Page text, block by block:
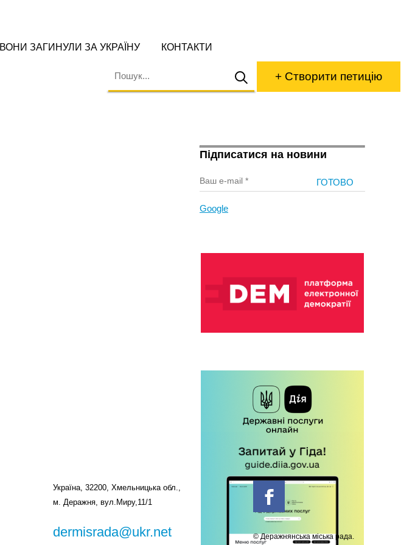
ВОНИ ЗАГИНУЛИ ЗА УКРАЇНУ КОНТАКТИ
+ Створити петицію
Підписатися на новини
Google
Україна, 32200, Хмельницька обл.,
м. Деражня, вул.Миру,11/1
dermisrada@ukr.net
© Деражнянська міська рада.